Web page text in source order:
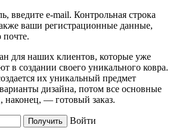
введите e-mail. Контрольная строка
ваши регистрационные данные,
почте.
для наших клиентов, которые уже
в создании своего уникального ковра.
их уникальный предмет
дизайна, потом все основные
наконец, — готовый заказ.
Войти